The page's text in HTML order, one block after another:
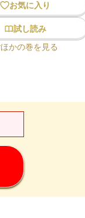
お気に入り
試し読み
ほかの巻を見る